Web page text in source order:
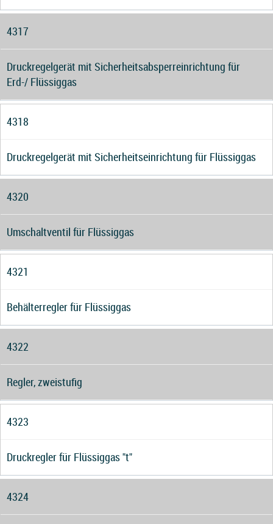
4317
Druckregelgerät mit Sicherheitsabsperreinrichtung für
Erd-/ Flüssiggas
4318
Druckregelgerät mit Sicherheitseinrichtung für Flüssiggas
4320
Umschaltventil für Flüssiggas
4321
Behälterregler für Flüssiggas
4322
Regler, zweistufig
4323
Druckregler für Flüssiggas "t"
4324